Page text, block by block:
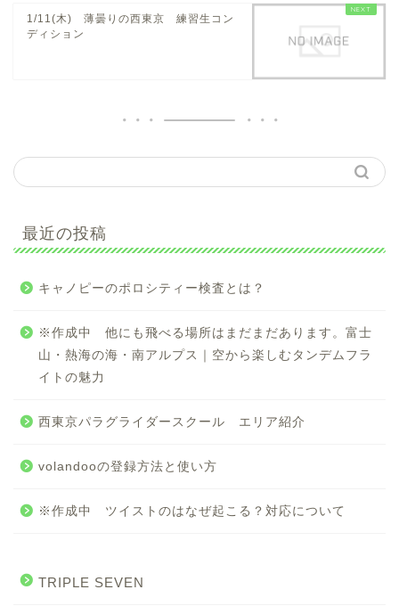
1/11(木) 薄曇りの西東京 練習生コン
ディション
最近の投稿
キャノピーのポロシティー検査とは？
※作成中 他にも飛べる場所はまだまだあります。富士
山・熱海の海・南アルプス｜空から楽しむタンデムフラ
イトの魅力
西東京パラグライダースクール エリア紹介
volandooの登録方法と使い方
※作成中 ツイストのはなぜ起こる？対応について
TRIPLE SEVEN